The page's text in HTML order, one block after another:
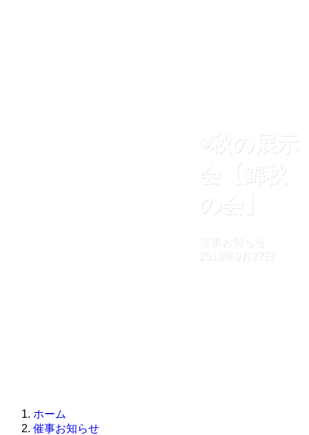
◉秋の展示
会【錦秋
の会】
催事お知らせ
2019年9月27日
ホーム
催事お知らせ